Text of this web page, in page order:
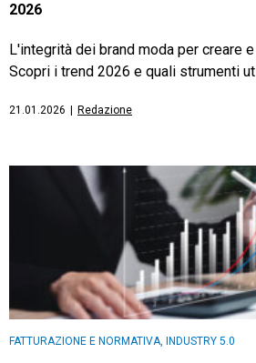
2026
L'integrità dei brand moda per creare
Scopri i trend 2026 e quali strumenti
21.01.2026 Redazione
FATTURAZIONE E NORMATIVA, INDUSTRY 5.0